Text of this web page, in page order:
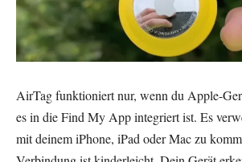
AirTag funktioniert nur, wenn du Apple-
es in die Find My App integriert ist. Es
mit deinem iPhone, iPad oder Mac zu